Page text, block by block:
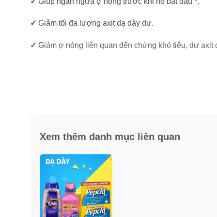
✓ Giảm tối đa lượng axit dạ dày dư.
✓ Giảm ợ nóng liên quan đến chứng khó tiêu, dư
** Dựa trên các nghiên cứu kiểm soát axit trong 9
Xem thêm danh mục liên quan